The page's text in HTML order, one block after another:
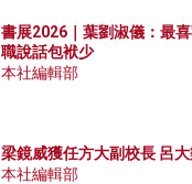
書展2026｜葉劉淑儀：最
職說話包袱少
本社編輯部
梁鏡威獲任方大副校長 呂
本社編輯部